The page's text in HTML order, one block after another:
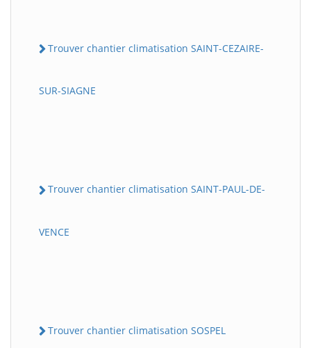
Trouver chantier climatisation SAINT-CEZAIRE-
SUR-SIAGNE
Trouver chantier climatisation SAINT-PAUL-DE-
VENCE
Trouver chantier climatisation SOSPEL